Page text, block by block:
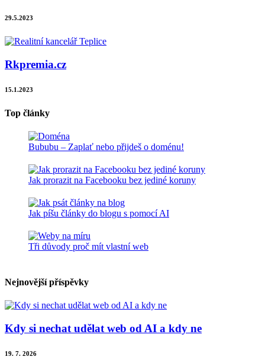
29.5.2023
Rkpremia.cz
15.1.2023
Top články
Bububu – Zaplať nebo přijdeš o doménu!
Jak prorazit na Facebooku bez jediné koruny
Jak píšu články do blogu s pomocí AI
Tři důvody proč mít vlastní web
Nejnovější příspěvky
Kdy si nechat udělat web od AI a kdy ne
19. 7. 2026